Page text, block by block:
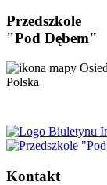
Przedszkole
"Pod Dębem"
Polska
Kontakt